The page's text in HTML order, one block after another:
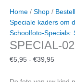
Home / Shop /
Speciale kaders om
Schoolfoto-Specials:
SPECIAL-
€5,95 - €39,95
tot